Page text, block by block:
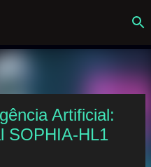
principal
Artificial:
SOPHIA-HL1